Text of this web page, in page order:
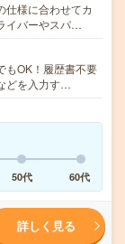
仕様に合わせてカ
イバーやスパ…
もOK！履歴書不要
どを入力す…
50代 60代
詳しく見る